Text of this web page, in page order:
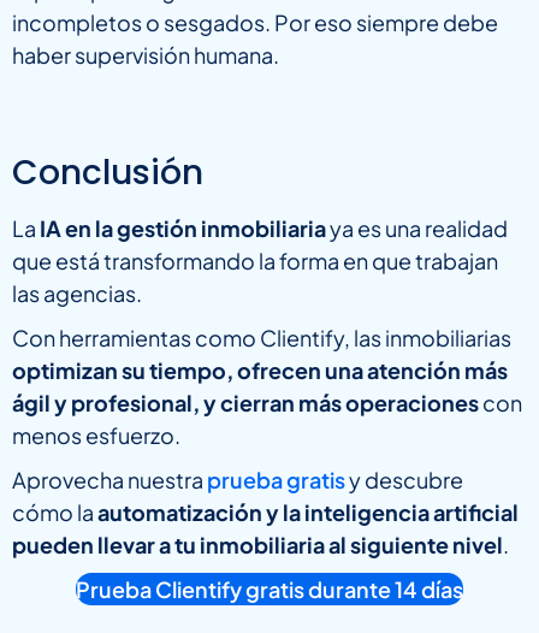
incompletos o sesgados. Por eso siempre debe
haber supervisión humana.
Conclusión
La IA en la gestión inmobiliariaya es una realidad
que está transformando la forma en que trabajan
las agencias.
Con herramientas como Clientify, las inmobiliarias
optimizan su tiempo, ofrecen una atención más
ágil y profesional, y cierran más operacionescon
menos esfuerzo.
Aprovecha nuestra prueba gratisy descubre
cómo laautomatización y la inteligencia artificial
pueden llevar a tu inmobiliaria al siguiente nivel.
Prueba Clientify gratis durante 14 días